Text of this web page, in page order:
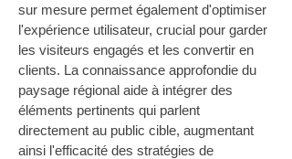
sur mesure permet également d'optimiser
l'expérience utilisateur, crucial pour garder
les visiteurs engagés et les convertir en
clients. La connaissance approfondie du
paysage régional aide à intégrer des
éléments pertinents qui parlent
directement au public cible, augmentant
ainsi l'efficacité des stratégies de